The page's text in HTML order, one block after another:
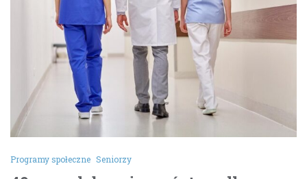
Programy społeczne Seniorzy